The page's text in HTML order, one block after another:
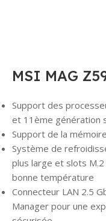
MSI MAG
Support des
et 11ème génération
Support de la
Système de
plus large et slots M.2
bonne température
Connecteur LAN 2.5
Manager pour une